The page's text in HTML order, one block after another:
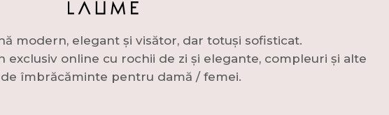
modern, elegant și visător, dar totuși sofisticat.
exclusiv online cu rochii de zi și elegante, compleuri și alte
de îmbrăcăminte pentru damă / femei.